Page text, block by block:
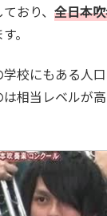
おり、 全日本
。
校にもある人口
相当レベルが高